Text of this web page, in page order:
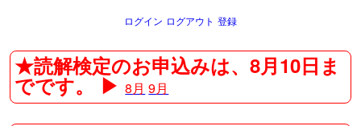
ログイン ログアウト 登録
★読解検定のお申込みは、8月10日ま
でです。 ▶8月 9月